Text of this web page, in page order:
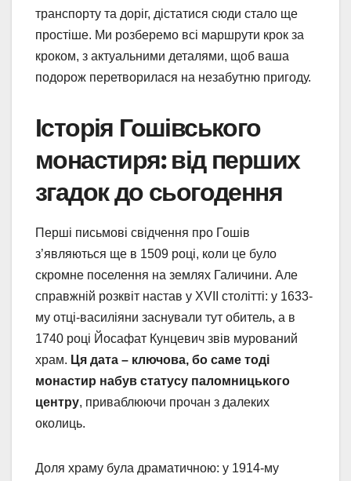
транспорту та доріг, дістатися сюди стало ще
простіше. Ми розберемо всі маршрути крок за
кроком, з актуальними деталями, щоб ваша
подорож перетворилася на незабутню пригоду.
Історія Гошівського
монастиря: від перших
згадок до сьогодення
Перші письмові свідчення про Гошів
з’являються ще в 1509 році, коли це було
скромне поселення на землях Галичини. Але
справжній розквіт настав у XVII столітті: у 1633-
му отці-василіяни заснували тут обитель, а в
1740 році Йосафат Кунцевич звів мурований
храм. Ця дата – ключова, бо саме тоді
монастир набув статусу паломницького
центру, приваблюючи прочан з далеких
околиць.
Доля храму була драматичною: у 1914-му